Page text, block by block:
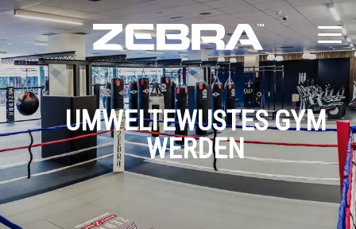
UMWELTEWUSTES GYM
WERDEN